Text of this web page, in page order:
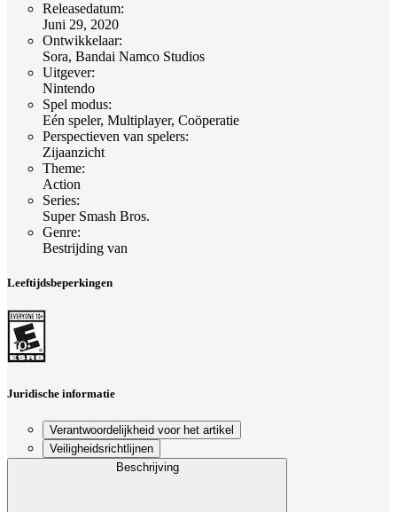
Releasedatum:
Juni 29, 2020
Ontwikkelaar:
Sora, Bandai Namco Studios
Uitgever:
Nintendo
Spel modus:
Eén speler, Multiplayer, Coöperatie
Perspectieven van spelers:
Zijaanzicht
Theme:
Action
Series:
Super Smash Bros.
Genre:
Bestrijding van
Leeftijdsbeperkingen
Juridische informatie
Verantwoordelijkheid voor het artikel
Veiligheidsrichtlijnen
Beschrijving